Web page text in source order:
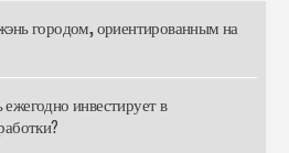
городом, ориентированным на
инвестирует в